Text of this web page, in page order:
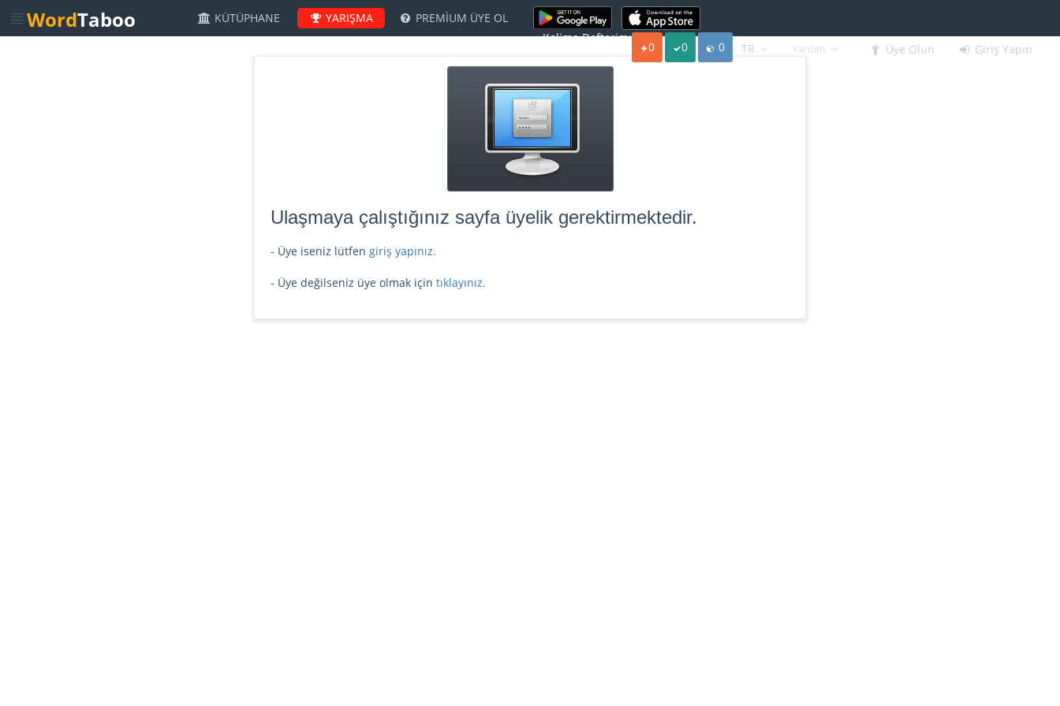
WordTaboo KÜTÜPHANE YARIŞMA PREMİUM ÜYE OL
Üye Olun Giriş Yapın
Yardım
TR
Kelime Defterim:
0 0 0
Ulaşmaya çalıştığınız sayfa üyelik gerektirmektedir.
- Üye iseniz lütfen giriş yapınız.
- Üye değilseniz üye olmak için tıklayınız.